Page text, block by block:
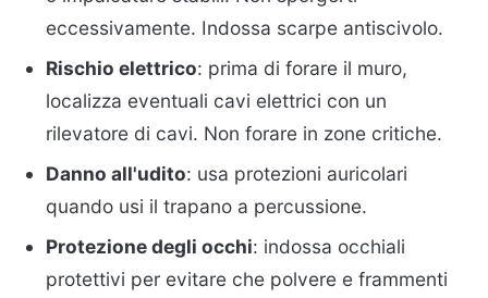
eccessivamente. Indossa scarpe antiscivolo.
Rischio elettrico: prima di forare il muro,
localizza eventuali cavi elettrici con un
rilevatore di cavi. Non forare in zone critiche.
Danno all'udito: usa protezioni auricolari
quando usi il trapano a percussione.
Protezione degli occhi: indossa occhiali
protettivi per evitare che polvere e frammenti